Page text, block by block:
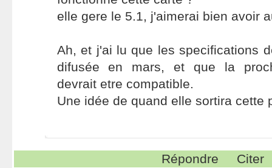
elle gere le 5.1, j'aimerai bien avoir
Ah, et j'ai lu que les specifications
difusée en mars, et que la
devrait etre compatible.
Une idée de quand elle sortira cette
Répondre Citer